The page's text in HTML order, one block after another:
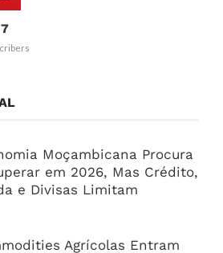
7
Moçambicana Procura
em 2026, Mas Crédito,
e Divisas Limitam
Agrícolas Entram